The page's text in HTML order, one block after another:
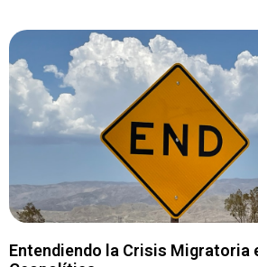
Entendiendo la Crisis Migratoria